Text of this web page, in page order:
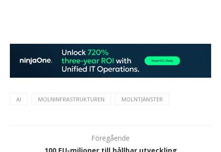
AI MOLNINFRASTRUKTUREN MOLNTJÄNSTER
Föregående